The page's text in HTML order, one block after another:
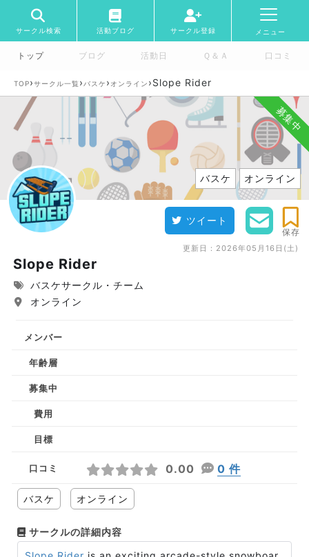
サークル検索 活動ブログ サークル登録 メニュー
トップ ブログ 活動日 Ｑ＆Ａ 口コミ
TOP›サークル一覧 › バスケ › オンライン ›Slope Rider
募集中
バスケ オンライン
ツイート
保存
更新日： 2026年05月16日(土)
Slope Rider
バスケサークル・チーム
オンライン
メンバー
年齢層
募集中
費用
目標
口コミ 0.00 0 件
バスケ オンライン
サークルの詳細内容